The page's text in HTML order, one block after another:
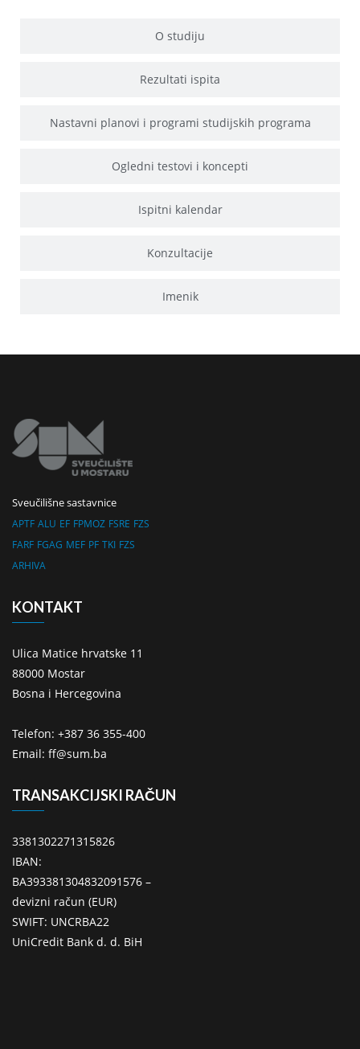
O studiju
Rezultati ispita
Nastavni planovi i programi studijskih programa
Ogledni testovi i koncepti
Ispitni kalendar
Konzultacije
Imenik
Sveučilišne sastavnice
APTF ALU EF FPMOZ FSRE FZS
FARF FGAG MEF PF TKI FZS
ARHIVA
KONTAKT
Ulica Matice hrvatske 11
88000 Mostar
Bosna i Hercegovina
Telefon: +387 36 355-400
Email: ff@sum.ba
TRANSAKCIJSKI RAČUN
3381302271315826
IBAN:
BA393381304832091576 –
devizni račun (EUR)
SWIFT: UNCRBA22
UniCredit Bank d. d. BiH